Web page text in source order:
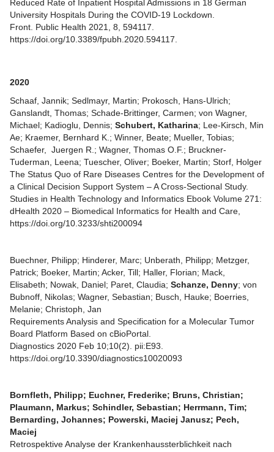
Reduced Rate of Inpatient Hospital Admissions in 18 German
University Hospitals During the COVID-19 Lockdown.
Front. Public Health 2021, 8, 594117.
https://doi.org/10.3389/fpubh.2020.594117
2020
Schaaf, Jannik; Sedlmayr, Martin; Prokosch, Hans-Ulrich;
Ganslandt, Thomas; Schade-Brittinger, Carmen; von Wagner,
Michael; Kadioglu, Dennis; Schubert, Katharina; Lee-Kirsch, Min
Ae; Kraemer, Bernhard K.; Winner, Beate; Mueller, Tobias;
Schaefer, Juergen R.; Wagner, Thomas O.F.; Bruckner-
Tuderman, Leena; Tuescher, Oliver; Boeker, Martin; Storf, Holger
The Status Quo of Rare Diseases Centres for the Development of
a Clinical Decision Support System – A Cross-Sectional Study.
Studies in Health Technology and Informatics Ebook Volume 271:
dHealth 2020 – Biomedical Informatics for Health and Care,
https://doi.org/10.3233/shti200094
Buechner, Philipp; Hinderer, Marc; Unberath, Philipp; Metzger,
Patrick; Boeker, Martin; Acker, Till; Haller, Florian; Mack,
Elisabeth; Nowak, Daniel; Paret, Claudia; Schanze, Denny; von
Bubnoff, Nikolas; Wagner, Sebastian; Busch, Hauke; Boerries,
Melanie; Christoph, Jan
Requirements Analysis and Specification for a Molecular Tumor
Board Platform Based on cBioPortal.
Diagnostics 2020 Feb 10;10(2). pii:E93.
https://doi.org/10.3390/diagnostics10020093
Bornfleth, Philipp; Euchner, Frederike; Bruns, Christian;
Plaumann, Markus; Schindler, Sebastian; Herrmann, Tim;
Bernarding, Johannes; Powerski, Maciej Janusz; Pech,
Maciej
Retrospektive Analyse der Krankenhaussterblichkeit nach